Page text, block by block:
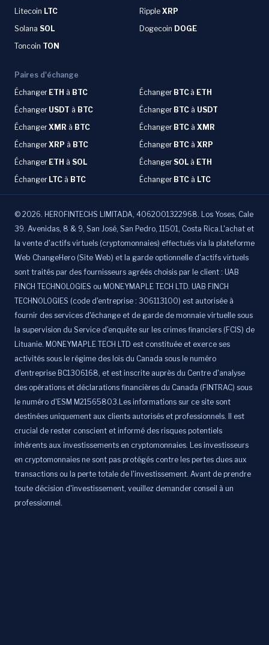
Litecoin LTC Ripple XRP
Solana SOL Dogecoin DOGE
Toncoin TON
Paires d'échange
Échanger ETH à BTC Échanger BTC à ETH
Échanger USDT à BTC Échanger BTC à USDT
ÉchangerXMR à BTC Échanger BTC à XMR
ÉchangerXRP à BTC Échanger BTC à XRP
Échanger ETH à SOL ÉchangerSOL à ETH
Échanger LTC à BTC Échanger BTC à LTC
© 2026. HEROFINTECHS LIMITADA, 4062001322968. Los Yoses, Cale
39. Avenidas, 8 & 9, San José, San Pedro, 11501, Costa Rica.L'achat et
la vente d'actifs virtuels (cryptomonnaies) effectués via la plateforme
Web ChangeHero (Site Web) et la garde optionnelle d'actifs virtuels
sont traités par des fournisseurs agréés choisis par le client : UAB
FINCH TECHNOLOGIES ou MONEYMAPLE TECH LTD. UAB FINCH
TECHNOLOGIES (code d'entreprise : 306113100) est autorisée à
fournir des services d'échange et de garde de monnaie virtuelle sous
la supervision du Service d'enquête sur les crimes financiers (FCIS) de
Lituanie. MONEYMAPLE TECH LTD est constituée et exerce ses
activités sous le régime des lois du Canada sous le numéro
d'entreprise BC1306168, et est inscrite auprès du Centre d'analyse
des opérations et déclarations financières du Canada (FINTRAC) sous
le numéro d'ESM M21565803.Les informations sur ce site sont
destinées uniquement aux clients autorisés et professionnels. Il est
crucial de rester conscient et informé des risques potentiels
inhérents aux investissements en cryptomonnaies. Les investisseurs
en cryptomonnaies ne sont pas protégés contre les pertes dues aux
transactions ou la perte totale de l'investissement. Avant de prendre
toute décision d'investissement, veuillez demander conseil à un
professionnel.